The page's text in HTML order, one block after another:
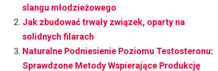
slangu młodzieżowego
Jak zbudować trwały związek, oparty na
solidnych filarach
Naturalne Podniesienie Poziomu Testosteronu:
Sprawdzone Metody Wspierające Produkcję